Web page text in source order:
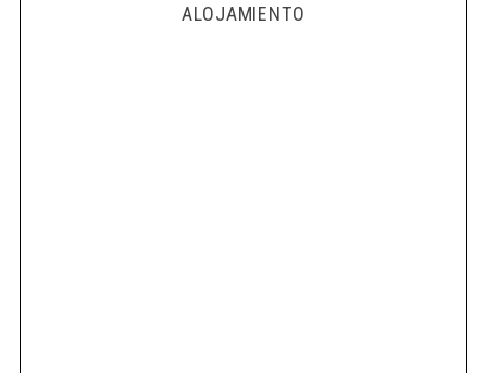
ALOJAMIENTO